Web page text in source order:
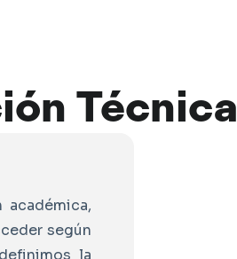
Técnica
según
la